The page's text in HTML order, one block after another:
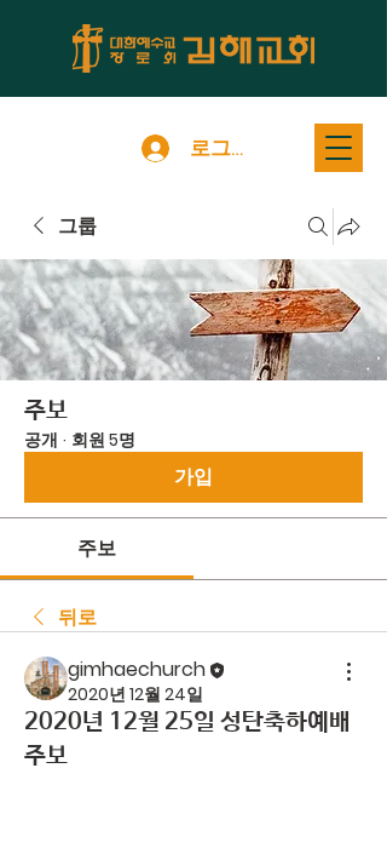
로그인
그룹
주보
공개 · 회원 5명
가입
주보
뒤로
gimhaechurch
2020년 12월 24일
2020년 12월 25일 성탄축하예배
주보